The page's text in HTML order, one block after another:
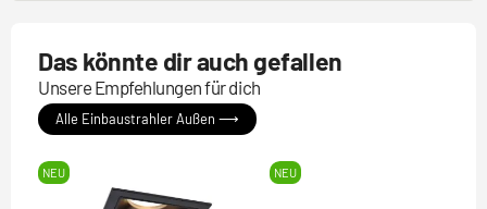
Das könnte dir auch gefallen
Unsere Empfehlungen für dich
Alle Einbaustrahler Außen ⟶
NEU NEU